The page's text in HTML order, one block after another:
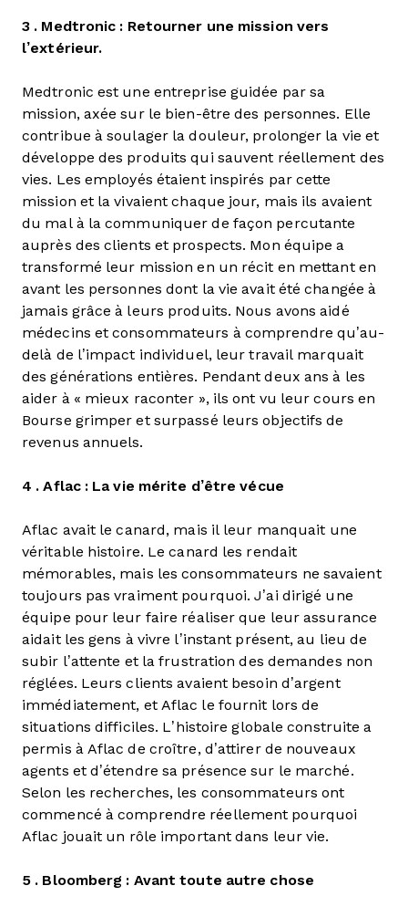
3 . Medtronic : Retourner une mission vers
l’extérieur.
Medtronic est une entreprise guidée par sa
mission, axée sur le bien-être des personnes. Elle
contribue à soulager la douleur, prolonger la vie et
développe des produits qui sauvent réellement des
vies. Les employés étaient inspirés par cette
mission et la vivaient chaque jour, mais ils avaient
du mal à la communiquer de façon percutante
auprès des clients et prospects. Mon équipe a
transformé leur mission en un récit en mettant en
avant les personnes dont la vie avait été changée à
jamais grâce à leurs produits. Nous avons aidé
médecins et consommateurs à comprendre qu’au-
delà de l’impact individuel, leur travail marquait
des générations entières. Pendant deux ans à les
aider à « mieux raconter », ils ont vu leur cours en
Bourse grimper et surpassé leurs objectifs de
revenus annuels.
4 . Aflac : La vie mérite d’être vécue
Aflac avait le canard, mais il leur manquait une
véritable histoire. Le canard les rendait
mémorables, mais les consommateurs ne savaient
toujours pas vraiment pourquoi. J’ai dirigé une
équipe pour leur faire réaliser que leur assurance
aidait les gens à vivre l’instant présent, au lieu de
subir l’attente et la frustration des demandes non
réglées. Leurs clients avaient besoin d’argent
immédiatement, et Aflac le fournit lors de
situations difficiles. L’histoire globale construite a
permis à Aflac de croître, d’attirer de nouveaux
agents et d’étendre sa présence sur le marché.
Selon les recherches, les consommateurs ont
commencé à comprendre réellement pourquoi
Aflac jouait un rôle important dans leur vie.
5 . Bloomberg : Avant toute autre chose